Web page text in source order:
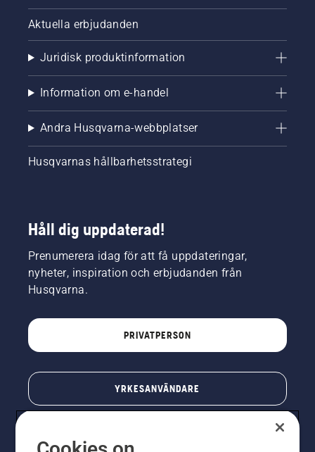
Aktuella erbjudanden
Juridisk produktinformation
Information om e-handel
Andra Husqvarna-webbplatser
Husqvarnas hållbarhetsstrategi
Håll dig uppdaterad!
Prenumerera idag för att få uppdateringar,
nyheter, inspiration och erbjudanden från
Husqvarna.
PRIVATPERSON
YRKESANVÄNDARE